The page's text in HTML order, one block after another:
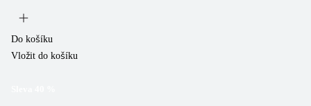
Do košíku
Vložit do košíku